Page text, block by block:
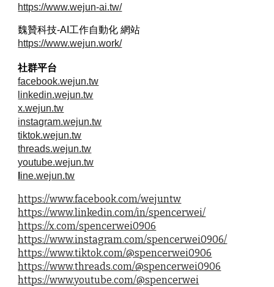
https://www.wejun-ai.tw/
魏贊科技-AI工作自動化 網站
https://www.wejun.work/
社群平台
facebook.wejun.tw
linkedin.wejun.tw
x.wejun.tw
instagram.wejun.tw
tiktok.wejun.tw
threads.wejun.tw
youtube.wejun.tw
ine.wejun.tw
https://www.facebook.com/wejuntw
https://www.linkedin.com/in/spencerwei/
https://x.com/spencerwei0906
https://www.instagram.com/spencerwei0906/
https://www.tiktok.com/@spencerwei0906
https://www.threads.com/@spencerwei0906
https://www.youtube.com/@spencerwei